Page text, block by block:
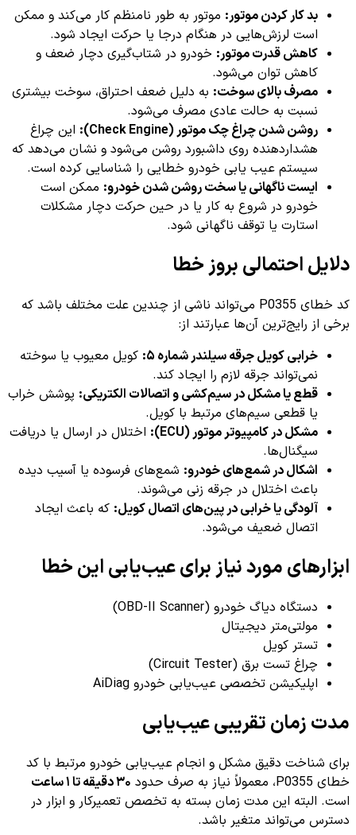
بد کار کردن موتور: موتور به طور نامنظم کار می‌کند و ممکن
است لرزش‌هایی در هنگام درجا یا حرکت ایجاد شود.
کاهش قدرت موتور: خودرو در شتاب‌گیری دچار ضعف و
کاهش توان می‌شود.
مصرف بالای سوخت: به دلیل ضعف احتراق، سوخت بیشتری
نسبت به حالت عادی مصرف می‌شود.
روشن شدن چراغ چک موتور (Check Engine):
این چراغ
هشداردهنده روی داشبورد روشن می‌شود و نشان می‌دهد که
سیستم عیب یابی خودرو خطایی را شناسایی کرده است.
ایست ناگهانی یا سخت روشن شدن خودرو: ممکن است
خودرو در شروع به کار یا در حین حرکت دچار مشکلات
استارت یا توقف ناگهانی شود.
دلایل احتمالی بروز خطا
کد خطای P0355 می‌تواند ناشی از چندین علت مختلف باشد که
برخی از رایج‌ترین آن‌ها عبارتند از:
خرابی کویل جرقه سیلندر شماره ۵:
کویل معیوب یا سوخته
نمی‌تواند جرقه لازم را ایجاد کند.
قطع یا مشکل در سیم‌کشی و اتصالات الکتریکی: پوشش خراب
یا قطعی سیم‌های مرتبط با کویل.
مشکل در کامپیوتر موتور (ECU):
اختلال در ارسال یا دریافت
سیگنال‌ها.
اشکال در شمع‌های خودرو: شمع‌های فرسوده یا آسیب دیده
باعث اختلال در جرقه زنی می‌شوند.
آلودگی یا خرابی در پین‌های اتصال کویل: که باعث ایجاد
اتصال ضعیف می‌شود.
ابزارهای مورد نیاز برای عیب‌یابی این خطا
دستگاه دیاگ خودرو (OBD-II Scanner)
مولتی‌متر دیجیتال
تستر کویل
چراغ تست برق (Circuit Tester)
اپلیکیشن تخصصی عیب‌یابی خودرو AiDiag
مدت زمان تقریبی عیب‌یابی
برای شناخت دقیق مشکل و انجام عیب‌یابی خودرو مرتبط با کد
خطای P0355، معمولاً نیاز به صرف حدود
۳۰ دقیقه تا ۱ ساعت
است. البته این مدت زمان بسته به تخصص تعمیرکار و ابزار در
دسترس می‌تواند متغیر باشد.